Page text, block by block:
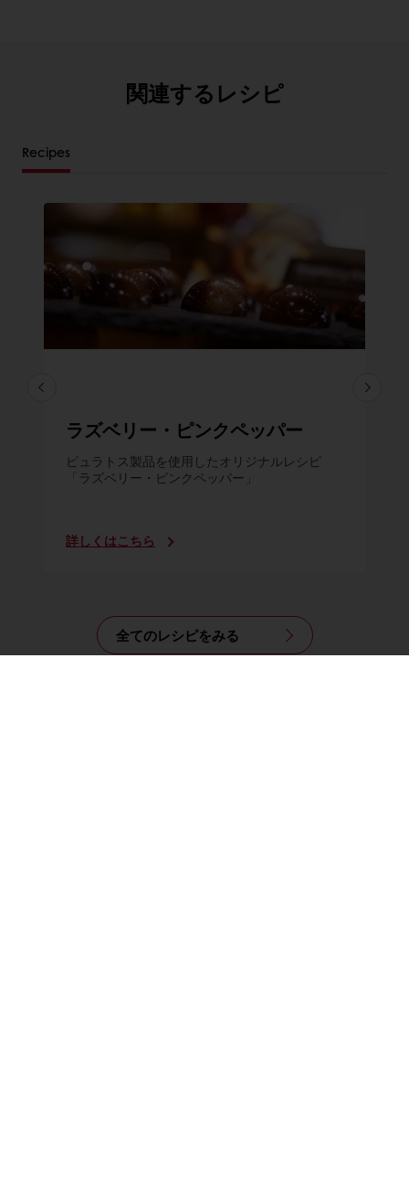
関連するレシピ
Recipes
ラズベリー・ピンクペッパー
ピュラトス製品を使用したオリジナルレシピ
「ラズベリー・ピンクペッパー」
詳しくはこちら
全てのレシピをみる